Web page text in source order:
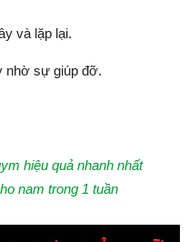
và lặp lại.
nhờ sự giúp đỡ.
hiệu quả nhanh nhất
nam trong 1 tuần